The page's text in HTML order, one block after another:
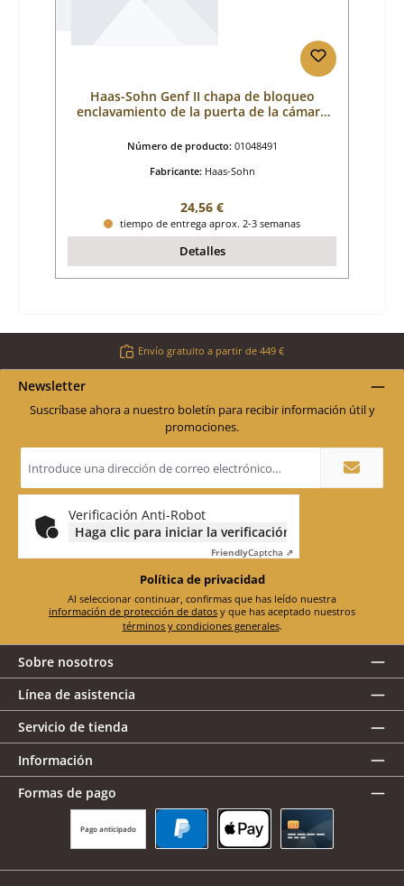
Haas-Sohn Genf II chapa de bloqueo
enclavamiento de la puerta de la cámara
Número de producto: 01048491
Fabricante: Haas-Sohn
Precio normal:
24,56 €
tiempo de entrega aprox. 2-3 semanas
Detalles
Envío gratuito a partir de 449 €
Newsletter
Suscríbase ahora a nuestro boletín para recibir información útil y
promociones.
de
correo
electrónico
Verificación Anti-Robot
Haga clic para iniciar la verificación
FriendlyCaptcha ⇗
Política de privacidad
información de protección de datos
términos y condiciones generales.
Sobre nosotros
Línea de asistencia
Servicio de tienda
Información
Formas de pago
Pago anticipado